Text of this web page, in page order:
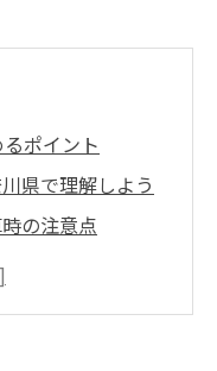
ポイント
県で理解しよう
の注意点
本プロセス